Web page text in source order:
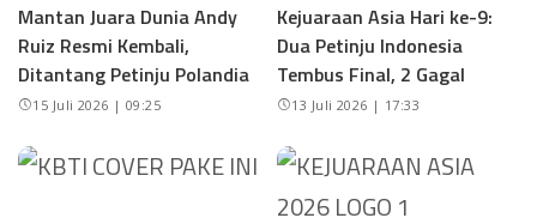
Mantan Juara Dunia Andy
Ruiz Resmi Kembali,
Ditantang Petinju Polandia
15 Juli 2026 | 09:25
Kejuaraan Asia Hari ke-9:
Dua Petinju Indonesia
Tembus Final, 2 Gagal
13 Juli 2026 | 17:33